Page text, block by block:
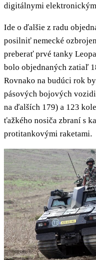
digitálnymi
Ide o ďalšie z radu
posilniť nemecké
preberať prvé tanky
bolo objednaných zatiaľ
Rovnako na budúci rok
pásových bojových
na ďalších 179) a 123
ťažkého nosiča zbraní s
protitankovými raketami.